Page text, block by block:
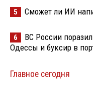
5 Сможет ли ИИ
6
ВС России
Одессы и буксир в
Главное сегодня